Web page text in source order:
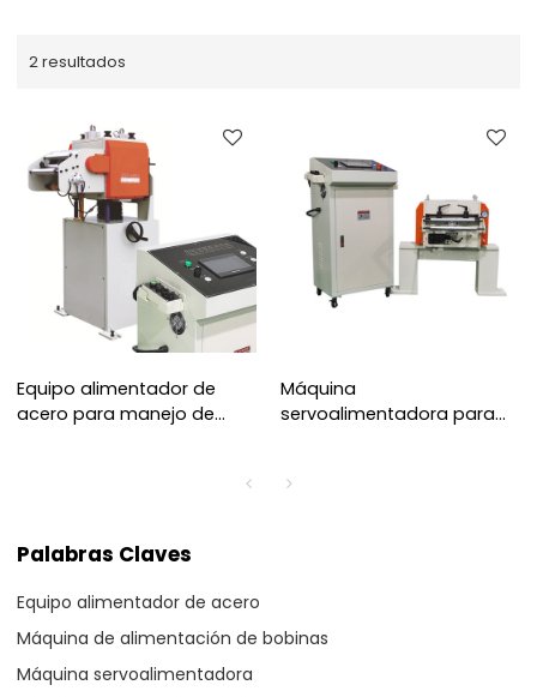
2 resultados
Equipo alimentador de
acero para manejo de
Máquina
servoalimentadora para
0,5 ~ 4,5 mm
Palabras Claves
Equipo alimentador de acero
Máquina de alimentación de bobinas
Máquina servoalimentadora